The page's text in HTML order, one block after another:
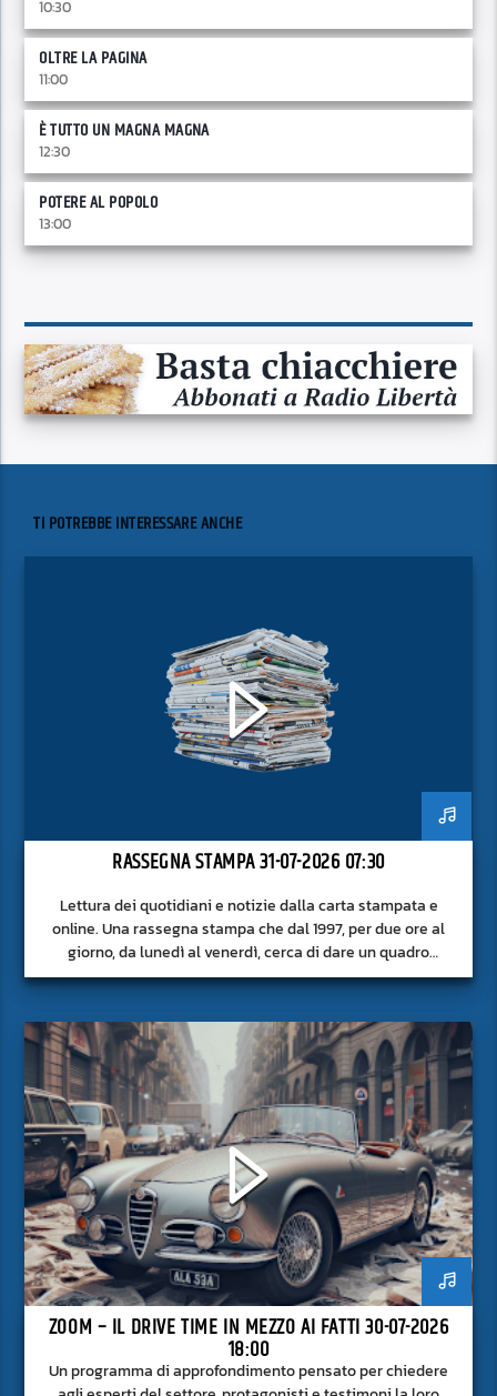
10:30
OLTRE LA PAGINA
11:00
È TUTTO UN MAGNA MAGNA
12:30
POTERE AL POPOLO
13:00
TI POTREBBE INTERESSARE ANCHE
RASSEGNA STAMPA 31-07-2026 07:30
Lettura dei quotidiani e notizie dalla carta stampata e
online. Una rassegna stampa che dal 1997, per due ore al
giorno, da lunedì al venerdì, cerca di dare un quadro
approfondito delle notizie del giorno, senza fermarsi alla
ZOOM – IL DRIVE TIME IN MEZZO AI FATTI 30-07-2026
18:00
Un programma di approfondimento pensato per chiedere